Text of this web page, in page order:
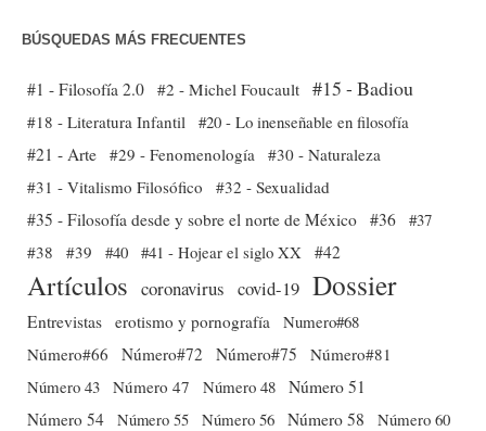
BÚSQUEDAS MÁS FRECUENTES
#1 - Filosofía 2.0 #2 - Michel Foucault #15 - Badiou
#18 - Literatura Infantil #20 - Lo inenseñable en filosofía
#21 - Arte #29 - Fenomenología
#30 - Naturaleza
#31 - Vitalismo Filosófico
#32 - Sexualidad
#35 - Filosofía desde y sobre el norte de México #36 #37
#38
#39 #40 #41 - Hojear el siglo XX #42
Artículos coronavirus covid-19 Dossier
Entrevistas erotismo y pornografía
Numero#68
Número#66
Número#72 Número#75
Número#81
Número 43 Número 47 Número 48 Número 51
Número 54 Número 55 Número 56 Número 58
Número 60